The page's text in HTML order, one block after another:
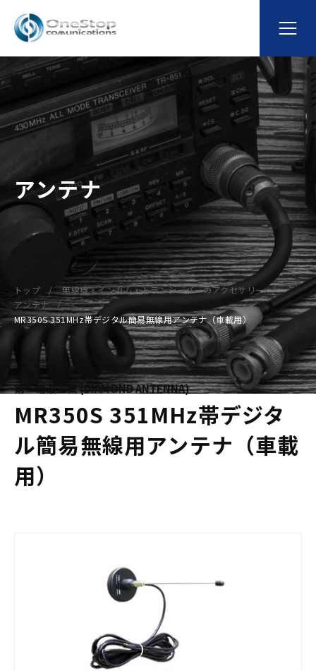
アンテナ
トップ
無線機・インカム・トランシーバーのアクセサリー
アンテナ
MR350S 351MHz帯デジタル簡易無線用アンテナ（車載用）
第一電波工業 (DIAMOND ANTENNA)
MR350S 351MHz帯デジタ
ル簡易無線用アンテナ（車載
用）